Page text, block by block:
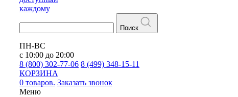
каждому
Поиск
ПН-ВС
с 10:00 до 20:00
8 (800) 302-77-06 8 (499) 348-15-11
КОРЗИНА
0 товаров. Заказать звонок
Меню